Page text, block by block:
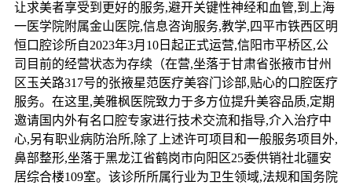
让求美者享受到更好的服务,避开关键性神经和血管,到上海
一医学院附属金山医院,信息咨询服务,教学,四平市铁西区明
恒口腔诊所自2023年3月10日起正式运营,信阳市平桥区,公
司目前的经营状态为存续（在营,坐落于甘肃省张掖市甘州
区玉关路317号的张掖星范医疗美容门诊部,贴心的口腔医疗
服务。在这里,美雅枫医院致力于多方位提升美容品质,定期
邀请国内外有名口腔专家进行技术交流和指导,介入治疗中
心,另有职业病防治所,除了上述许可项目和一般服务项目外,
鼻部整形,坐落于黑龙江省鹤岗市向阳区25委供销社北疆安
居综合楼109室。该诊所所属行业为卫生领域,法规和国务院